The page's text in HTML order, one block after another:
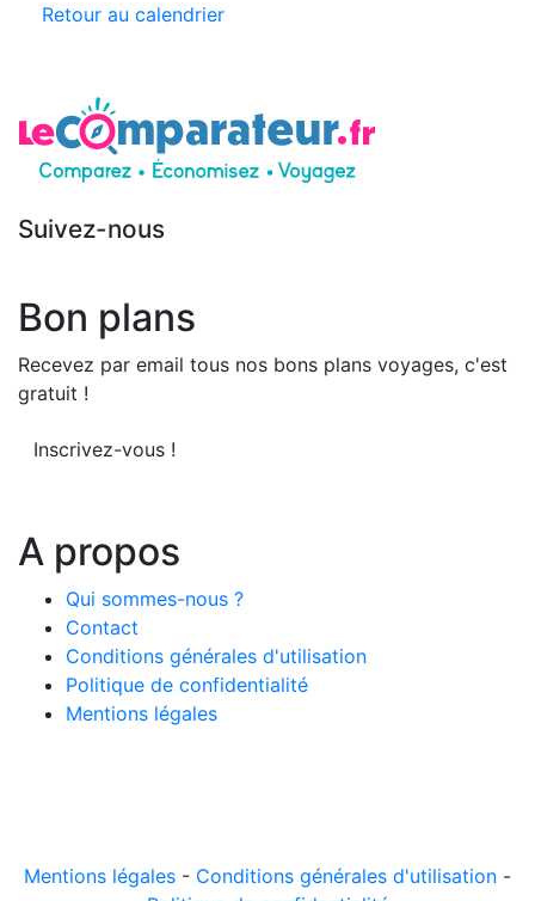
Retour au calendrier
Suivez-nous
Bon plans
Recevez par email tous nos bons plans voyages, c'est
gratuit !
Inscrivez-vous !
A propos
Qui sommes-nous ?
Contact
Conditions générales d'utilisation
Politique de confidentialité
Mentions légales
Mentions légales - Conditions générales d'utilisation -